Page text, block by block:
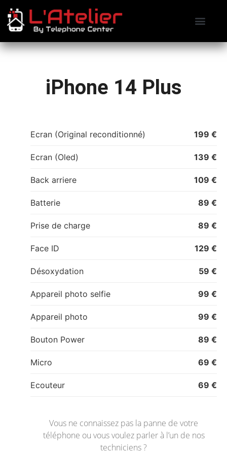
iPhone 14 Plus
Ecran (Original reconditionné) 199 €
Ecran (Oled) 139 €
Back arriere 109 €
Batterie 89 €
Prise de charge 89 €
Face ID 129 €
Désoxydation 59 €
Appareil photo selfie 99 €
Appareil photo 99 €
Bouton Power 89 €
Micro 69 €
Ecouteur 69 €
Vous ne connaissez pas la panne de votre
téléphone ou vous voulez parler à l’un de nos
techniciens ?